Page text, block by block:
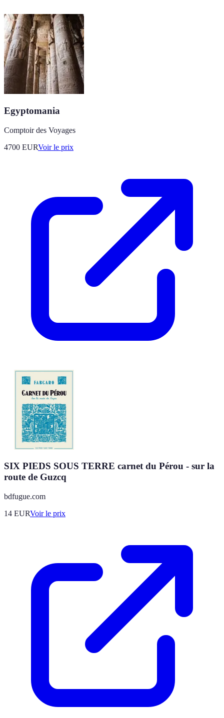
Egyptomania
Comptoir des Voyages
4700 EURVoir le prix
SIX PIEDS SOUS TERRE carnet du Pérou - sur la
route de Guzcq
bdfugue.com
14 EURVoir le prix